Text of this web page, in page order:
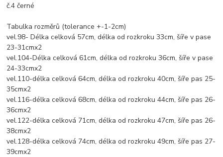
č.4 černé
Tabulka rozměrů (tolerance +-1-2cm)
vel.98- Délka celková 57cm, délka od rozkroku 33cm, šíře v pase
23-31cmx2
vel.104-Délka celková 61cm, délka od rozkroku 36cm, šíře v pase
24-33cmx2
vel.110-délka celková 64cm, délka od rozkroku 40cm, šíře pas 25-
35cmx2
vel.116-délka celková 68cm, délka od rozkroku 44cm, šíře pas 26-
36cmx2
vel.122-délka celková 71cm, délka od rozkroku 47cm, šíře pas 26-
38cmx2
vel.128-délka celková 74cm, délka od rozkroku 49cm, šíře pas 27-
39cmx2